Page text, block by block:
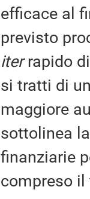
efficace al
previsto
iterrapido
si tratti di
maggiore
sottolinea
finanziarie
compreso